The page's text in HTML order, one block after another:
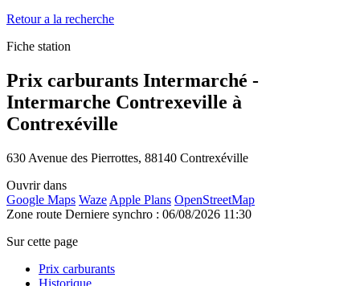
Retour a la recherche
Fiche station
Prix carburants Intermarché -
Intermarche Contrexeville à
Contrexéville
630 Avenue des Pierrottes, 88140 Contrexéville
Ouvrir dans
Google Maps Waze Apple Plans OpenStreetMap
Zone route Derniere synchro : 06/08/2026 11:30
Sur cette page
Prix carburants
Historique